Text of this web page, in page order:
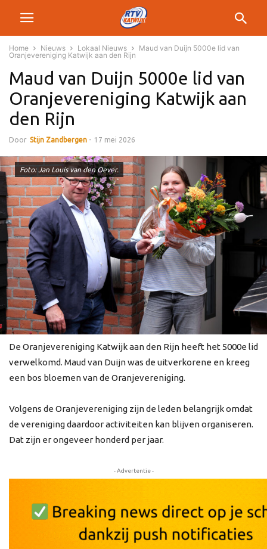
Home Nieuws Lokaal Nieuws
Maud van Duijn 5000e lid van
Oranjevereniging Katwijk aan den Rijn
Maud van Duijn 5000e lid van
Oranjevereniging Katwijk aan
den Rijn
Door Stijn Zandbergen - 17 mei 2026
Foto: Jan Louis van den Oever.
De Oranjevereniging Katwijk aan den Rijn heeft het 5000e lid
verwelkomd. Maud van Duijn was de uitverkorene en kreeg
een bos bloemen van de Oranjevereniging.
Volgens de Oranjevereniging zijn de leden belangrijk omdat
de vereniging daardoor activiteiten kan blijven organiseren.
Dat zijn er ongeveer honderd per jaar.
- Advertentie -